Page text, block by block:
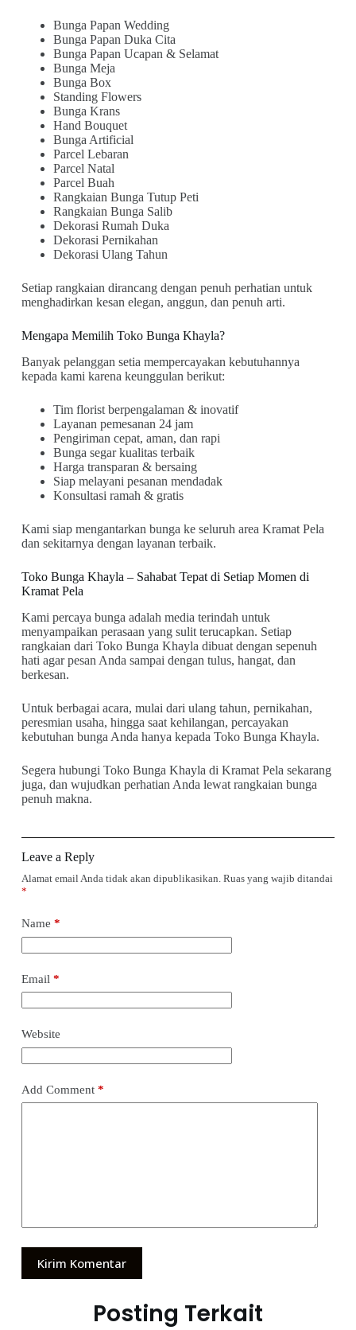
Bunga Papan Wedding
Bunga Papan Duka Cita
Bunga Papan Ucapan & Selamat
Bunga Meja
Bunga Box
Standing Flowers
Bunga Krans
Hand Bouquet
Bunga Artificial
Parcel Lebaran
Parcel Natal
Parcel Buah
Rangkaian Bunga Tutup Peti
Rangkaian Bunga Salib
Dekorasi Rumah Duka
Dekorasi Pernikahan
Dekorasi Ulang Tahun
Setiap rangkaian dirancang dengan penuh perhatian untuk
menghadirkan kesan elegan, anggun, dan penuh arti.
Mengapa Memilih Toko Bunga Khayla?
Banyak pelanggan setia mempercayakan kebutuhannya
kepada kami karena keunggulan berikut:
Tim florist berpengalaman & inovatif
Layanan pemesanan 24 jam
Pengiriman cepat, aman, dan rapi
Bunga segar kualitas terbaik
Harga transparan & bersaing
Siap melayani pesanan mendadak
Konsultasi ramah & gratis
Kami siap mengantarkan bunga ke seluruh area Kramat Pela
dan sekitarnya dengan layanan terbaik.
Toko Bunga Khayla – Sahabat Tepat di Setiap Momen di
Kramat Pela
Kami percaya bunga adalah media terindah untuk
menyampaikan perasaan yang sulit terucapkan. Setiap
rangkaian dari Toko Bunga Khayla dibuat dengan sepenuh
hati agar pesan Anda sampai dengan tulus, hangat, dan
berkesan.
Untuk berbagai acara, mulai dari ulang tahun, pernikahan,
peresmian usaha, hingga saat kehilangan, percayakan
kebutuhan bunga Anda hanya kepada Toko Bunga Khayla.
Segera hubungi Toko Bunga Khayla di Kramat Pela sekarang
juga, dan wujudkan perhatian Anda lewat rangkaian bunga
penuh makna.
Leave a Reply
Alamat email Anda tidak akan dipublikasikan. Ruas yang wajib ditandai
*
Name *
Email *
Website
Add Comment*
Kirim Komentar
Posting Terkait